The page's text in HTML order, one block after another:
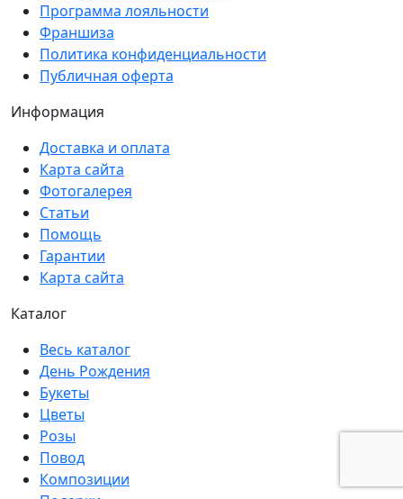
Программа лояльности
Франшиза
Политика конфиденциальности
Публичная оферта
Информация
Доставка и оплата
Карта сайта
Фотогалерея
Статьи
Помощь
Гарантии
Карта сайта
Каталог
Весь каталог
День Рождения
Букеты
Цветы
Розы
Повод
Композиции